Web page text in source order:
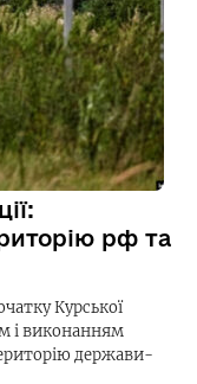
рф та
Курської
і виконанням
держави-